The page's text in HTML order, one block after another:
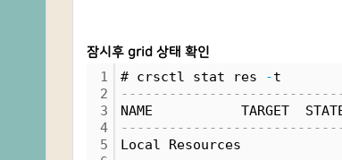
잠시후 grid 상태 확인
1
2
3
4
5
# crsctl stat res -t
NAME           TARGET
Local Resources